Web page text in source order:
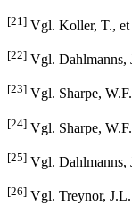
[21] Vgl. Koller, T., et
[22] Vgl. Dahlmanns,
[23] Vgl. Sharpe,
[24] Vgl. Sharpe,
[25] Vgl. Dahlmanns,
[26] Vgl. Treynor,